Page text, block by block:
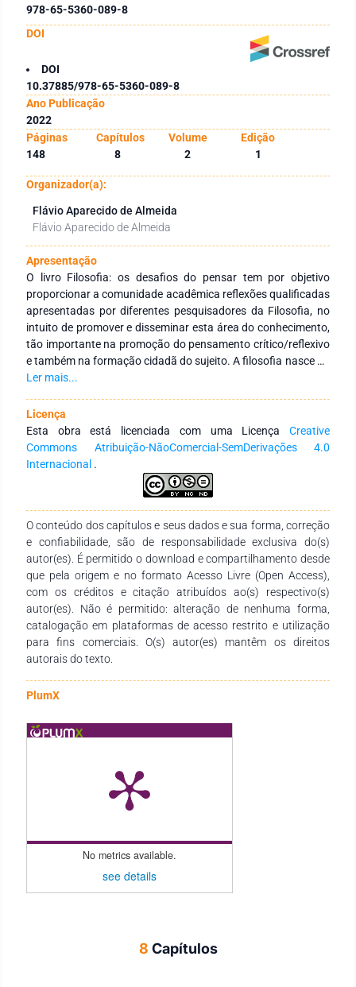
978-65-5360-089-8
DOI
DOI
10.37885/978-65-5360-089-8
Ano Publicação
2022
Páginas
Capítulos Volume
Edição
148
8 2 1
Organizador(a):
Flávio Aparecido de Almeida
Flávio Aparecido de Almeida
Apresentação
O livro Filosofia: os desafios do pensar tem por objetivo
proporcionar a comunidade acadêmica reflexões qualificadas
apresentadas por diferentes pesquisadores da Filosofia, no
intuito de promover e disseminar esta área do conhecimento,
tão importante na promoção do pensamento crítico/reflexivo
e também na formação cidadã do sujeito. A filosofia nasce do
desejo de compreender de forma racional o mundo, o homem
constroem teorias na tentativa de problematizar a existência
e as problemáticas que emanam de cada tempo vivenciado
por eles. Filosofar é um ato de humildade intelectual, pois ao
se propor refletir sobre qualquer tema, o filósofo já parte da
premissa de que não existe uma verdade universal, mas sim,
diferentes perspectivas e pontos de vista. Um país que
valoriza o conhecimento, e a transformação social, não se
esquece da Filosofia, como ciência que possibilita o pensar. É
através deste ato que grandes transformações ocorrerão,
cidadãos pensantes compreendem melhor a sua realidade e
cobra dos governantes o acesso aos seus direitos. Desejo à
você, uma excelente leitura.
Ler mais...
Licença
Esta obra está licenciada com uma Licença Creative
Commons Atribuição-NãoComercial-SemDerivações 4.0
Internacional .
O conteúdo dos capítulos e seus dados e sua forma, correção
e confiabilidade, são de responsabilidade exclusiva do(s)
autor(es). É permitido o download e compartilhamento desde
que pela origem e no formato Acesso Livre (Open Access),
com os créditos e citação atribuídos ao(s) respectivo(s)
autor(es). Não é permitido: alteração de nenhuma forma,
catalogação em plataformas de acesso restrito e utilização
para fins comerciais. O(s) autor(es) mantêm os direitos
autorais do texto.
PlumX
No metrics available.
see details
8 Capítulos